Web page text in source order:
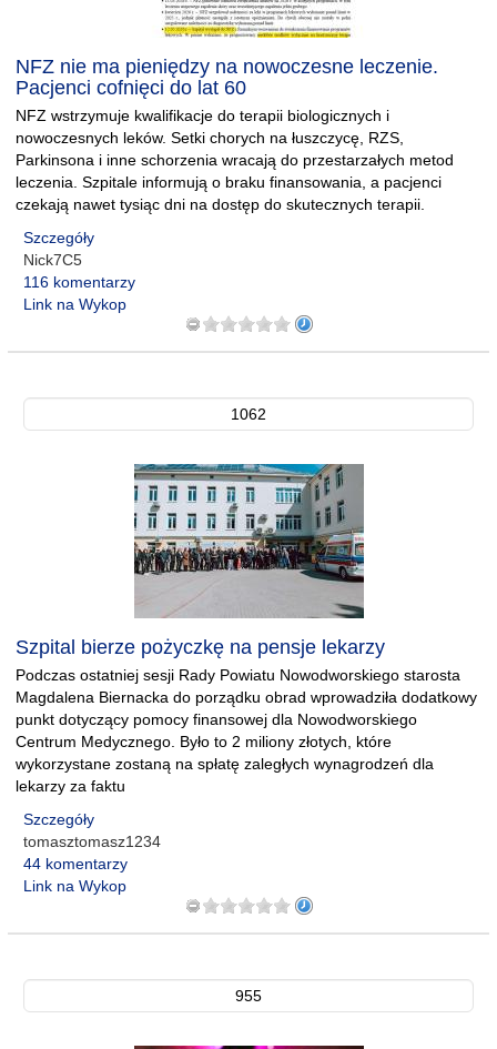
NFZ nie ma pieniędzy na nowoczesne leczenie.
Pacjenci cofnięci do lat 60
NFZ wstrzymuje kwalifikacje do terapii biologicznych i
nowoczesnych leków. Setki chorych na łuszczycę, RZS,
Parkinsona i inne schorzenia wracają do przestarzałych metod
leczenia. Szpitale informują o braku finansowania, a pacjenci
czekają nawet tysiąc dni na dostęp do skutecznych terapii.
Szczegóły
Nick7C5
116 komentarzy
Link na Wykop
1062
Szpital bierze pożyczkę na pensje lekarzy
Podczas ostatniej sesji Rady Powiatu Nowodworskiego starosta
Magdalena Biernacka do porządku obrad wprowadziła dodatkowy
punkt dotyczący pomocy finansowej dla Nowodworskiego
Centrum Medycznego. Było to 2 miliony złotych, które
wykorzystane zostaną na spłatę zaległych wynagrodzeń dla
lekarzy za faktu
Szczegóły
tomasztomasz1234
44 komentarzy
Link na Wykop
955